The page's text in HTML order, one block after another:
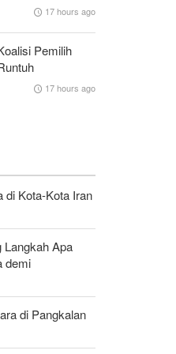
17 hours ago
Pemilih
17 hours ago
di Kota-Kota Iran
Langkah Apa
demi
di Pangkalan